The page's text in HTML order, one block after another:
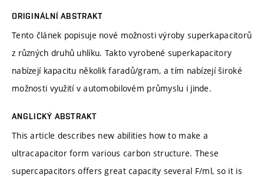
ORIGINÁLNÍ ABSTRAKT
Tento článek popisuje nové možnosti výroby superkapacitorů
z různých druhů uhlíku. Takto vyrobené superkapacitory
nabízejí kapacitu několik faradů/gram, a tím nabízejí široké
možnosti využití v automobilovém průmyslu i jinde.
ANGLICKÝ ABSTRAKT
This article describes new abilities how to make a
ultracapacitor form various carbon structure. These
supercapacitors offers great capacity several F/ml, so it is